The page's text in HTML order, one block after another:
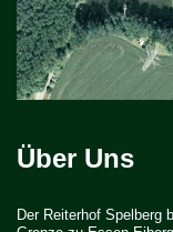
Über Uns
Der Reiterhof Spelberg